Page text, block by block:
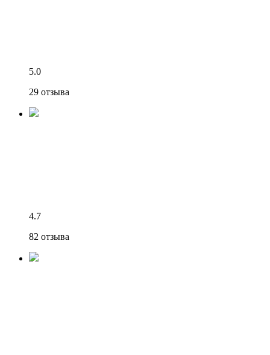
5.0
29 отзыва
4.7
82 отзыва